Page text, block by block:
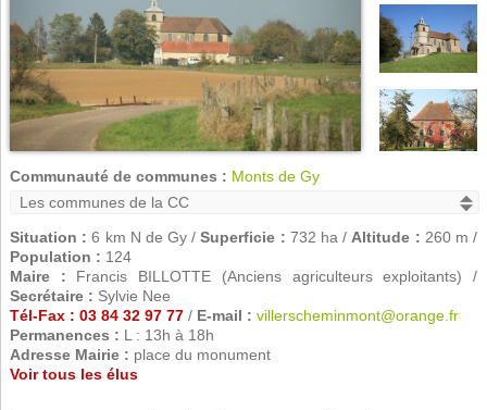
Communauté de communes : Monts de Gy
Situation : 6 km N de Gy /Superficie : 732 ha / Altitude : 260 m /
Population : 124
Maire : Francis BILLOTTE (Anciens agriculteurs exploitants) /
Secrétaire : Sylvie Nee
Tél-Fax : 03 84 32 97 77/ E-mail : villerscheminmont@orange.fr
Permanences : L : 13h à 18h
Adresse Mairie : place du monument
Voir tous les élus